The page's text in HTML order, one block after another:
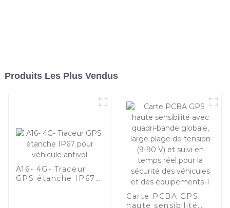
Produits Les Plus Vendus
A16- 4G- Traceur
GPS étanche IP67
Carte PCBA GPS
haute sensibilité